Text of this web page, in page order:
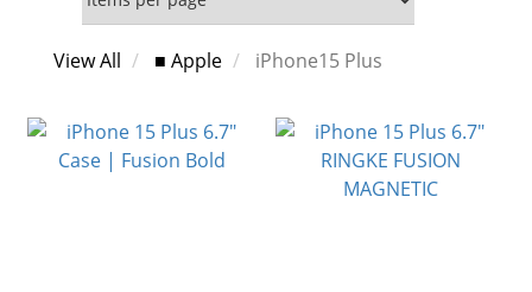
View All ■ Apple iPhone15 Plus